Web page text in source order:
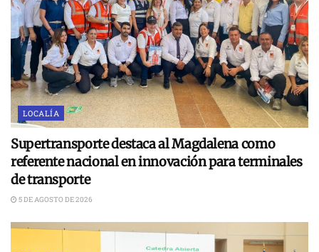
LOCALÍA
Supertransporte destaca al Magdalena como
referente nacional en innovación para terminales
de transporte
5 DE AGOSTO DE 2026